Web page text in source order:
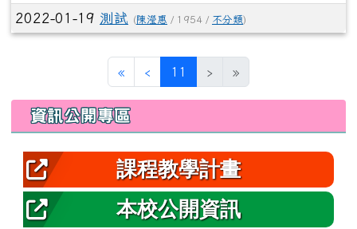
2022-01-19 測試 (陳瀅惠 / 1954 / 不分類)
«第一頁
‹ 上一頁
11 (目前頁次)
› »
左邊區域內容
資訊公開專區
課程教學計畫
本校公開資訊